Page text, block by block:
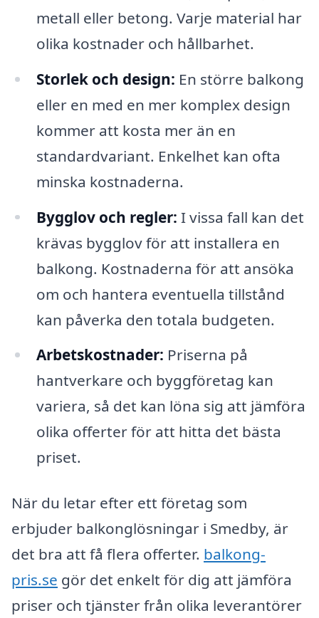
metall eller betong. Varje material har
olika kostnader och hållbarhet.
Storlek och design: En större balkong
eller en med en mer komplex design
kommer att kosta mer än en
standardvariant. Enkelhet kan ofta
minska kostnaderna.
Bygglov och regler: I vissa fall kan det
krävas bygglov för att installera en
balkong. Kostnaderna för att ansöka
om och hantera eventuella tillstånd
kan påverka den totala budgeten.
Arbetskostnader: Priserna på
hantverkare och byggföretag kan
variera, så det kan löna sig att jämföra
olika offerter för att hitta det bästa
priset.
När du letar efter ett företag som
erbjuder balkonglösningar i Smedby, är
det bra att få flera offerter. balkong-
pris.se gör det enkelt för dig att jämföra
priser och tjänster från olika leverantörer